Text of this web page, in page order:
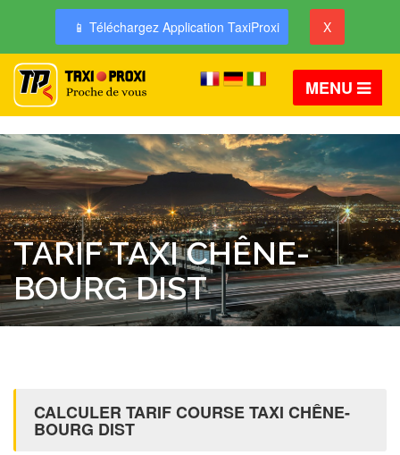
📱 Téléchargez Application TaxiProxi X
MENU
TARIF TAXI CHÊNE-
BOURG DIST
CALCULER TARIF COURSE TAXI CHÊNE-
BOURG DIST